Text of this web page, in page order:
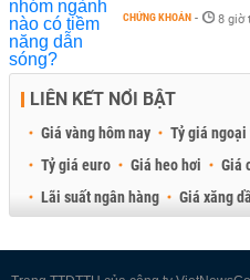
CHỨNG KHOÁN - 8 giờ
LIÊN KẾT NỔI BẬT
Giá vàng hôm nay Tỷ giá ngoại
Tỷ giá euro
Giá heo hơi Giá
Lãi suất ngân hàng
Giá xăng